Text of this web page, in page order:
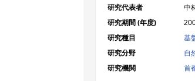
研究代表者
中
研究期間 (年度)
研究種目
基
研究分野
自
研究機関
首